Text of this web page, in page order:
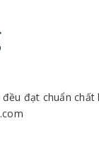
đạt chuẩn